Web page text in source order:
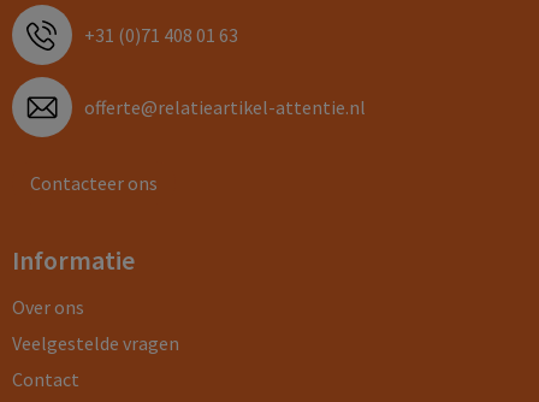
+31 (0)71 408 01 63
offerte@relatieartikel-attentie.nl
Contacteer ons
Informatie
Over ons
Veelgestelde vragen
Contact